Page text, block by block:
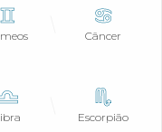
Câncer
Escorpião